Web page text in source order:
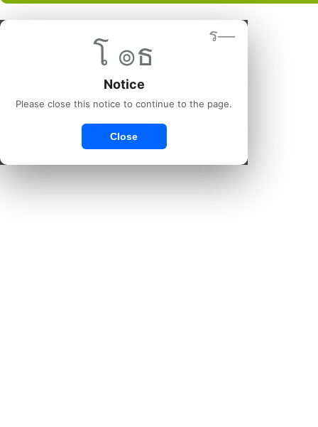
โ ๏ธ
Notice
Please close this notice to continue to the page.
Close
ร—